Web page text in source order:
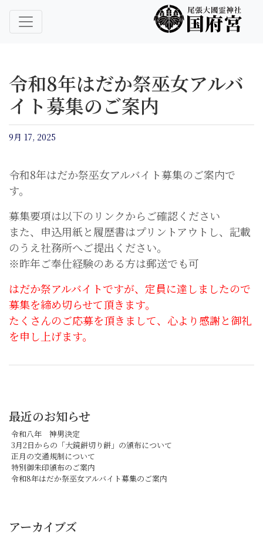
尾張大國霊神社 国府宮
尾張大國霊神社 国府宮｜ご祈祷 はだか祭
令和8年はだか祭巫女アルバ
イト募集のご案内
9月 17, 2025
令和8年はだか祭巫女アルバイト募集のご案内で
す。
募集要項は以下のリンクからご確認ください
また、申込用紙と履歴書はプリントアウトし、記載
のうえ社務所へご提出ください。
※昨年ご奉仕経験のある方は郵送でも可
はだか祭アルバイトですが、定員に達しましたので
募集を締め切らせて頂きます。
たくさんのご応募を頂きまして、心より感謝と御礼
を申し上げます。
最近のお知らせ
令和八年 神男決定
3月2日からの「大鏡餅切り餅」の頒布について
正月の交通規制について
特別御朱印頒布のご案内
令和8年はだか祭巫女アルバイト募集のご案内
アーカイブズ